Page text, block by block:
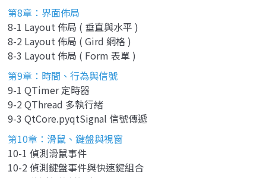
第8章：界面佈局
8-1 Layout 佈局 ( 垂直與水平 )
8-2 Layout 佈局 ( Gird 網格 )
8-3 Layout 佈局 ( Form 表單 )
第9章：時間、行為與信號
9-1 QTimer 定時器
9-2 QThread 多執行緒
9-3 QtCore.pyqtSignal 信號傳遞
第10章：滑鼠、鍵盤與視窗
10-1 偵測滑鼠事件
10-2 偵測鍵盤事件與快速鍵組合